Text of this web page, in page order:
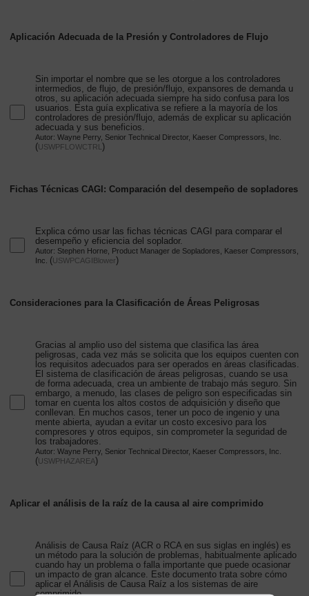
Aplicación Adecuada de la Presión y Controladores de Flujo
Sin importar el nombre que se les otorgue a los controladores
intermedios, de flujo, de presión/flujo, expansores de demanda u
otros, su aplicación adecuada siempre ha sido confusa para los
usuarios. Esta guía explicativa se refiere a la mayoría de los
controladores de presión/flujo, además de explicar su aplicación
adecuada y sus beneficios.
Autor: Wayne Perry, Senior Technical Director, Kaeser Compressors, Inc.
(USWPFLOWCTRL )
Fichas Técnicas CAGI: Comparación del desempeño de sopladores
Explica cómo usar las fichas técnicas CAGI para comparar el
desempeño y eficiencia del soplador.
Autor: Stephen Horne, Product Manager de Sopladores, Kaeser Compressors,
Inc. (USWPCAGIBlower)
Consideraciones para la Clasificación de Áreas Peligrosas
Gracias al amplio uso del sistema que clasifica las área
peligrosas, cada vez más se solicita que los equipos cuenten con
los requisitos adecuados para ser operados en áreas clasificadas.
El sistema de clasificación de áreas peligrosas, cuando se usa
de forma adecuada, crea un ambiente de trabajo más seguro. Sin
embargo, a menudo, las clases de peligro son especificadas sin
tomar en cuenta los altos costos de adquisición y diseño que
conllevan. En muchos casos, tener un poco de ingenio y una
mente abierta, ayudan a evitar un costo excesivo para los
compresores y otros equipos, sin comprometer la seguridad de
los trabajadores.
Autor: Wayne Perry, Senior Technical Director, Kaeser Compressors, Inc.
(USWPHAZAREA)
Aplicar el análisis de la raíz de la causa al aire comprimido
Análisis de Causa Raíz (ACR o RCA en sus siglas en inglés) es
un método para la solución de problemas, habitualmente aplicado
cuando hay un problema o falla importante que puede ocasionar
un impacto de gran alcance. Este documento trata sobre cómo
aplicar el Análisis de Causa Raíz a los sistemas de aire
comprimido.